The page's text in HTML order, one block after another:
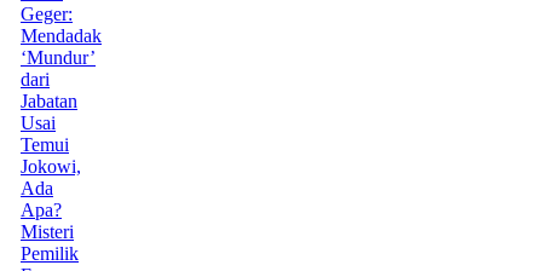
Geger:
Mendadak
‘Mundur’
dari
Jabatan
Usai
Temui
Jokowi,
Ada
Apa?
Misteri
Pemilik